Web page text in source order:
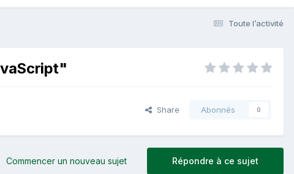
Toute l’activité
Share Abonnés 0
Répondre à ce sujet
Commencer un nouveau sujet